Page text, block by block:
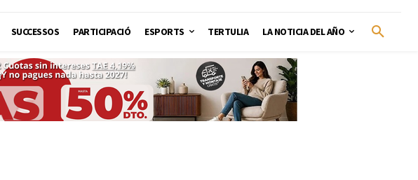
SUCCESSOS PARTICIPACIÓ ESPORTS TERTULIA LA NOTICIA DEL AÑO